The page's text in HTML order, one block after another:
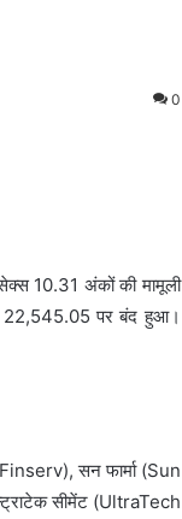
0
10.31 अंकों की मामूली
22,545.05 पर बंद हुआ।
सन फार्मा (Sun
सीमेंट (UltraTech